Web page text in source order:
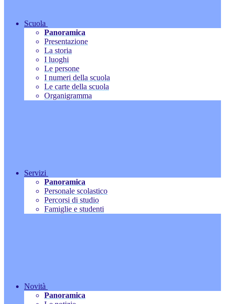
Scuola
Panoramica
Presentazione
La storia
I luoghi
Le persone
I numeri della scuola
Le carte della scuola
Organigramma
Servizi
Panoramica
Personale scolastico
Percorsi di studio
Famiglie e studenti
Novità
Panoramica